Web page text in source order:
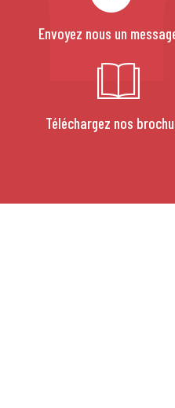
Envoyez nous un
Téléchargez nos